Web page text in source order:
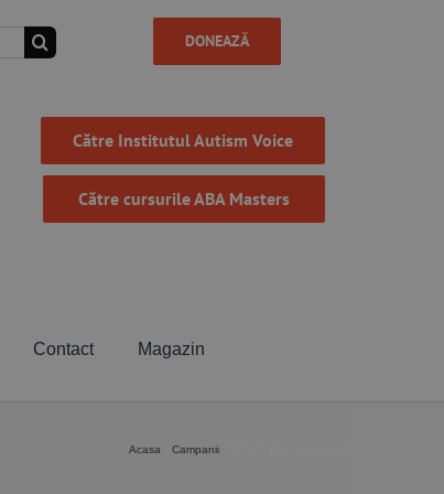
DONEAZĂ
Către Institutul Autism Voice
Către cursurile ABA Masters
Contact Magazin
Acasa Campanii